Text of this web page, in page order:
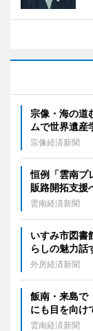
宗像・海の
ムで世界遺産
宗像経済新聞
恒例「雲南プ
販路開拓支援
雲南経済新聞
いすみ市図
らしの魅力話
外房経済新聞
飯南・来島で
にも目を向け
雲南経済新聞